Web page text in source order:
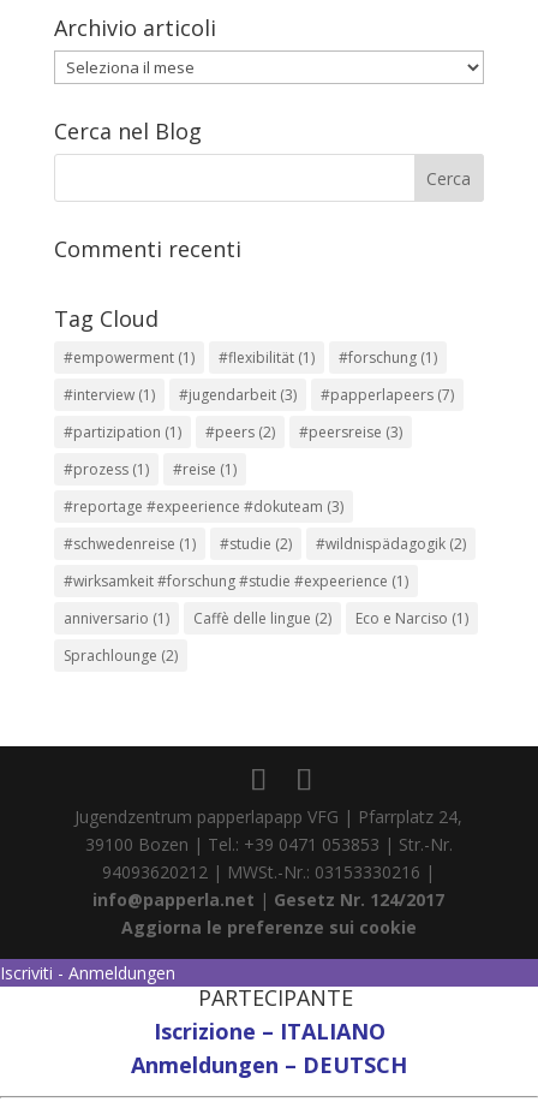
Archivio articoli
Archivio
articoli
Cerca nel Blog
Commenti recenti
Tag Cloud
#empowerment(1) #flexibilität(1) #forschung(1)
#interview(1) #jugendarbeit(3) #papperlapeers(7)
#partizipation (1) #peers(2) #peersreise (3)
#prozess(1) #reise (1)
#reportage #expeerience #dokuteam (3)
#schwedenreise (1) #studie (2) #wildnispädagogik(2)
#wirksamkeit #forschung #studie #expeerience (1)
anniversario (1) Caffè delle lingue (2) Eco e Narciso (1)
Sprachlounge (2)
Jugendzentrum papperlapapp VFG | Pfarrplatz 24,
39100 Bozen | Tel.: +39 0471 053853 | Str.-Nr.
94093620212 | MWSt.-Nr.: 03153330216 |
info@papperla.net | Gesetz Nr. 124/2017
Aggiorna le preferenze sui cookie
Iscriviti - Anmeldungen
PARTECIPANTE
Iscrizione – ITALIANO
Anmeldungen – DEUTSCH